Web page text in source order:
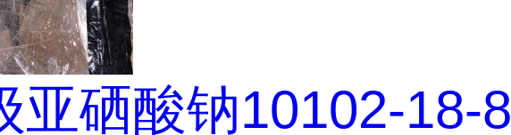
亚硒酸钠10102-18-8